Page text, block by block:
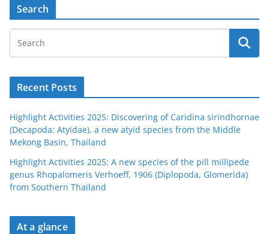
Search
Recent Posts
Highlight Activities 2025: Discovering of Caridina sirindhornae
(Decapoda: Atyidae), a new atyid species from the Middle
Mekong Basin, Thailand
Highlight Activities 2025: A new species of the pill millipede
genus Rhopalomeris Verhoeff, 1906 (Diplopoda, Glomerida)
from Southern Thailand
At a glance